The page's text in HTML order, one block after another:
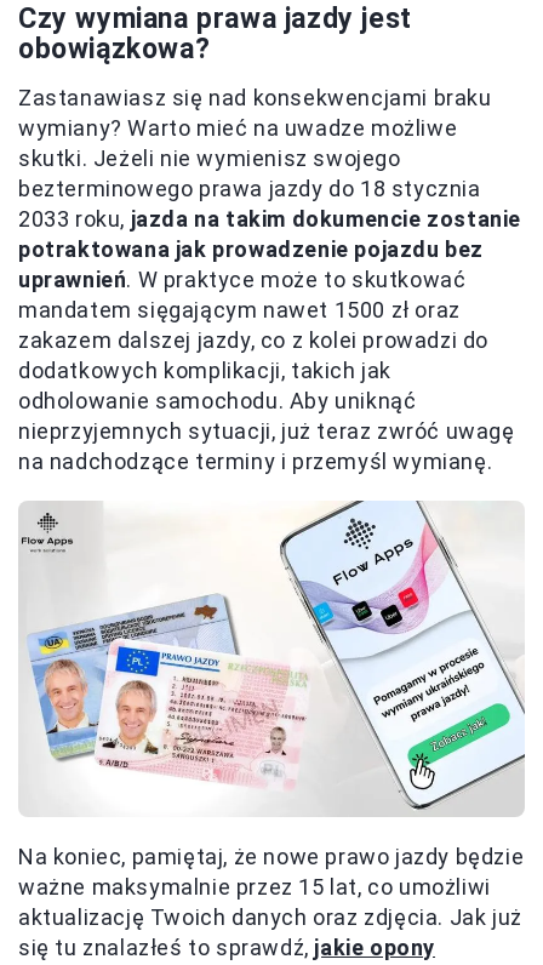
Czy wymiana prawa jazdy jest
obowiązkowa?
Zastanawiasz się nad konsekwencjami braku
wymiany? Warto mieć na uwadze możliwe
skutki. Jeżeli nie wymienisz swojego
bezterminowego prawa jazdy do 18 stycznia
2033 roku, jazda na takim dokumencie zostanie
potraktowana jak prowadzenie pojazdu bez
uprawnień. W praktyce może to skutkować
mandatem sięgającym nawet 1500 zł oraz
zakazem dalszej jazdy, co z kolei prowadzi do
dodatkowych komplikacji, takich jak
odholowanie samochodu. Aby uniknąć
nieprzyjemnych sytuacji, już teraz zwróć uwagę
na nadchodzące terminy i przemyśl wymianę.
Na koniec, pamiętaj, że nowe prawo jazdy będzie
ważne maksymalnie przez 15 lat, co umożliwi
aktualizację Twoich danych oraz zdjęcia. Jak już
się tu znalazłeś to sprawdź, jakie opony